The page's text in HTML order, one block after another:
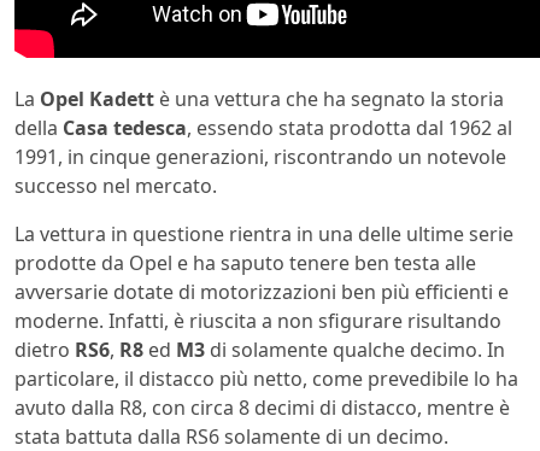
La Opel Kadett è una vettura che ha segnato la storia
della Casa tedesca, essendo stata prodotta dal 1962 al
1991, in cinque generazioni, riscontrando un notevole
successo nel mercato.
La vettura in questione rientra in una delle ultime serie
prodotte da Opel e ha saputo tenere ben testa alle
avversarie dotate di motorizzazioni ben più efficienti e
moderne. Infatti, è riuscita a non sfigurare risultando
dietro RS6, R8 ed M3 di solamente qualche decimo. In
particolare, il distacco più netto, come prevedibile lo ha
avuto dalla R8, con circa 8 decimi di distacco, mentre è
stata battuta dalla RS6 solamente di un decimo.